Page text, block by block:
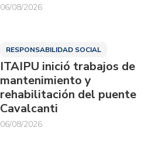
06/08/2026
RESPONSABILIDAD SOCIAL
ITAIPU inició trabajos de
mantenimiento y
rehabilitación del puente
Cavalcanti
06/08/2026